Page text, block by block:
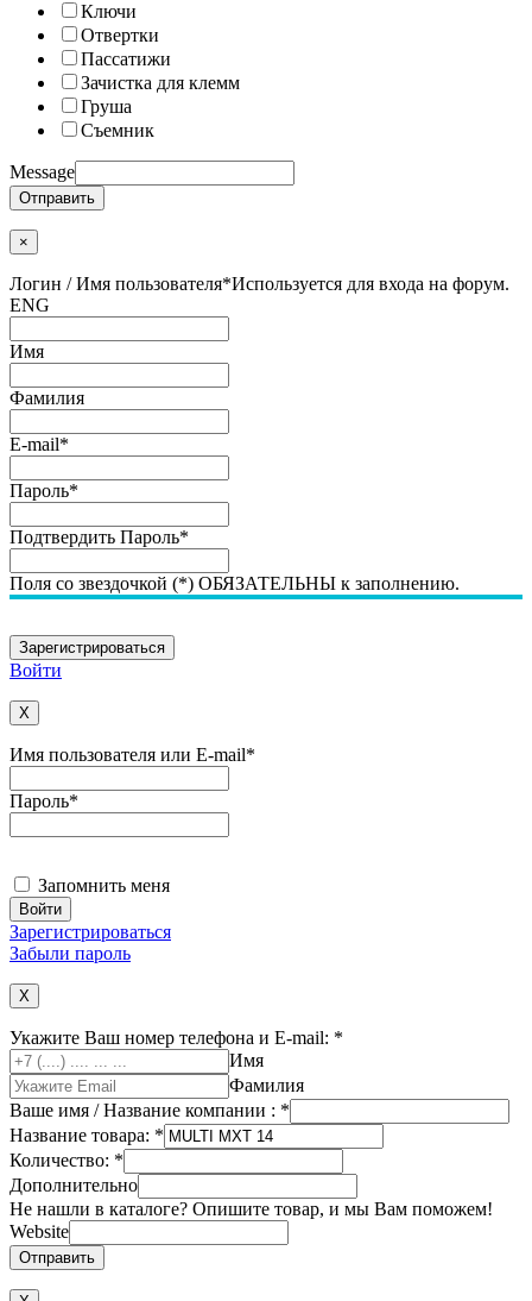
Ключи
Отвертки
Пассатижи
Зачистка для клемм
Груша
Съемник
Message
Отправить
×
Логин / Имя пользователя*Используется для входа на форум.
ENG
Имя
Фамилия
E-mail*
Пароль*
Подтвердить Пароль*
Поля со звездочкой (*) ОБЯЗАТЕЛЬНЫ к заполнению.
Войти
X
Имя пользователя или E-mail*
Пароль*
Запомнить меня
Зарегистрироваться
Забыли пароль
X
Укажите Ваш номер телефона и E-mail: *
Имя
Фамилия
Ваше имя / Название компании : *
Название товара: *
Количество: *
Дополнительно
Не нашли в каталоге? Опишите товар, и мы Вам поможем!
Website
Отправить